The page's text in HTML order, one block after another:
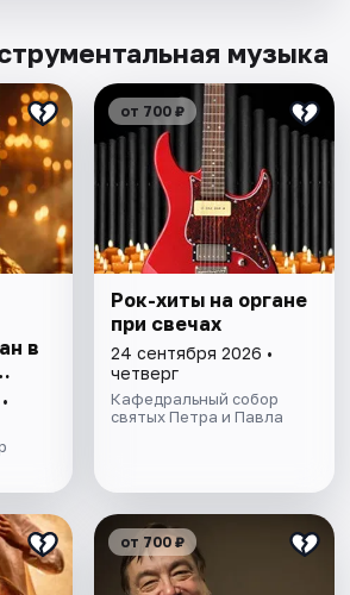
музыка
в
от 700 ₽
Рок-хиты на органе
при свечах
24 сентября 2026 •
четверг
Кафедральный собор
святых Петра и Павла
от 700 ₽